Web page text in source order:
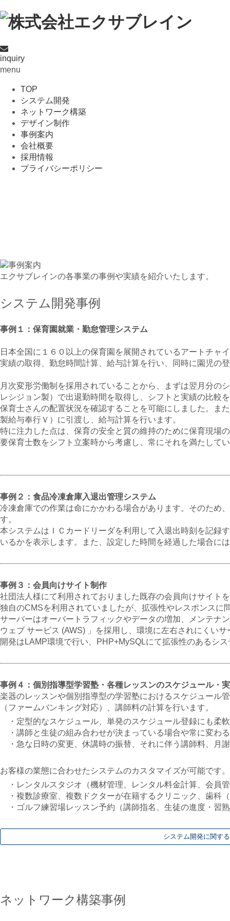
inquiry
menu
TOP
システム開発
ネットワーク構築
デザイン制作
事例案内
会社概要
採用情報
プライバシーポリシー
エクサブレインの各事業の事例や実績を紹介いたします。
システム開発事例
事例１：保育園就業・勤怠管理システム
日本全国に１６０以上の保育園を展開されているアートチャ
実績の取得、勤怠時間計算、給与計算を行い、同時に園児の
月次変形労働制を採用されていることから、まずは翌月分の
レシジョン製）で出退勤時間を取得し、シフトと実績の比較
保育士さんの配置状況を確認することを可能にしました。ま
製給与奉行Ｖ）に引渡し、給与計算を行います。
特に注力した点は、保育の安全と質の維持のために保育現場
要保育士数をシフト立案時から考慮し、常にそれを満たして
事例２：食品冷凍倉庫入退出管理システム
冷凍倉庫での作業は命にかかわる場合があります。そのため
す。
本システムはＩＣカードリーダを利用して入退出時刻を記録
いるかを表示します。また、設定した時間を経過した場合に
事例３：会員向けサイト制作
社団法人様にて利用されておりました既存の会員向けサイト
独自のCMSを利用されていましたが、拡張性やレスポンス
サーバーはオーバートラフィックやデータの増加、メンテナ
ウェブ サービス (AWS) 」を採用し、環境に左右されにくい
開発はLAMP環境で行い、PHP+MySQLにて拡張性のあるシ
事例４：個別指導型学習塾・各種レッスンのスケジュール・
楽器のレッスンや個別指導型の学習塾におけるスケジュール
（ファームバンキング対応）、講師料の計算を行います。
・定型的なスケジュール、単発のスケジュール登録にも柔
・講師と生徒の組み合わせが決まっている場合や常に変わ
・急な日時の変更、休講時の振替、それに伴う講師料、月
お客様の業態に合わせたシステムのカスタマイズが可能です。
・レンタルスタジオ（機材管理、レンタル料金計算、会員
・複数診療室、複数ドクターが在籍するクリニック、歯科
・ゴルフ練習場レッスン予約（講師指名、生徒の進度・習
システム開発に関す
ネットワーク構築事例